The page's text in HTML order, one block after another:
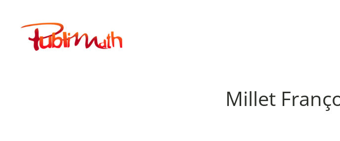
contenuPublimath
Millet